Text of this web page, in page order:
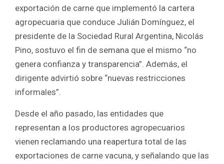
exportación de carne que implementó la cartera
agropecuaria que conduce Julián Domínguez, el
presidente de la Sociedad Rural Argentina, Nicolás
Pino, sostuvo el fin de semana que el mismo “no
genera confianza y transparencia”. Además, el
dirigente advirtió sobre “nuevas restricciones
informales”.
Desde el año pasado, las entidades que
representan a los productores agropecuarios
vienen reclamando una reapertura total de las
exportaciones de carne vacuna, y señalando que las